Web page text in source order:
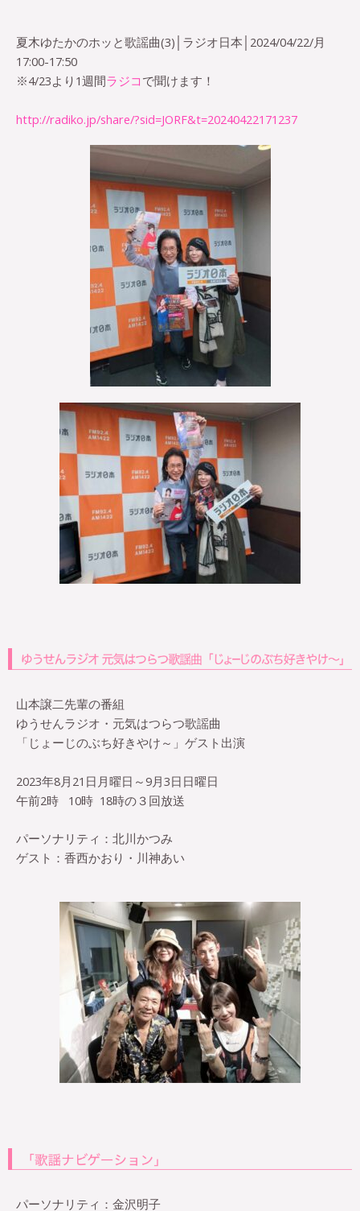
夏木ゆたかのホッと歌謡曲(3)│ラジオ日本│2024/04/22/月
17:00-17:50
※4/23より1週間ラジコ で聞けます！
http://radiko.jp/share/?sid=JORF&t=20240422171237
山本譲二先輩の番組
ゆうせんラジオ・元気はつらつ歌謡曲
「じょーじのぶち好きやけ～」ゲスト出演
2023年8月21日月曜日～9月3日日曜日
午前2時 10時 18時の３回放送
パーソナリティ：北川かつみ
ゲスト：香西かおり・川神あい
パーソナリティ：金沢明子